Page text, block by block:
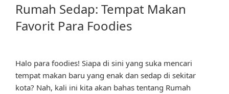
Rumah Sedap: Tempat Makan
Favorit Para Foodies
Halo para foodies! Siapa di sini yang suka mencari
tempat makan baru yang enak dan sedap di sekitar
kota? Nah, kali ini kita akan bahas tentang Rumah